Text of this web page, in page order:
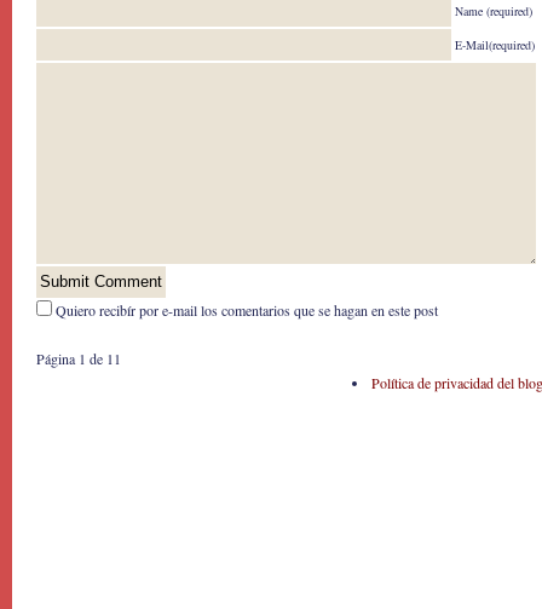
Name (required)
E-Mail(required)
Quiero recibír por e-mail los comentarios que se hagan en este post
Página 1 de 1 1
Política de privacidad del